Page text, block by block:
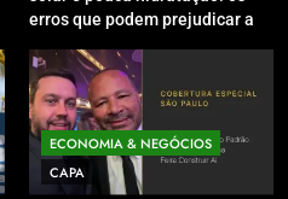
erros que podem prejudicar a
inverno
ECONOMIA & NEGÓCIOS
CAPA